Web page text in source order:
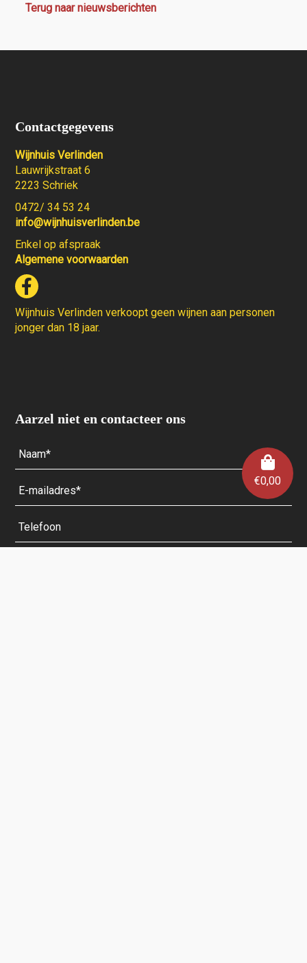
€0,00
Terug naar nieuwsberichten
Contactgegevens
Wijnhuis Verlinden
Lauwrijkstraat 6
2223 Schriek
0472/ 34 53 24
info@wijnhuisverlinden.be
Enkel op afspraak
Algemene voorwaarden
Wijnhuis Verlinden verkoopt geen wijnen aan personen
jonger dan 18 jaar.
Aarzel niet en contacteer ons